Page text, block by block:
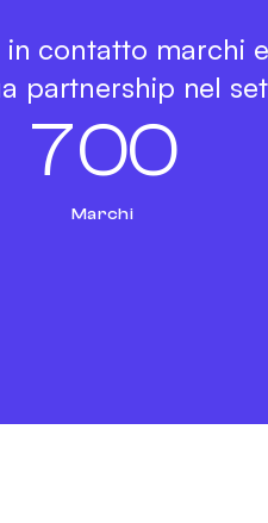
in contatto
partnership nel
700
Marchi